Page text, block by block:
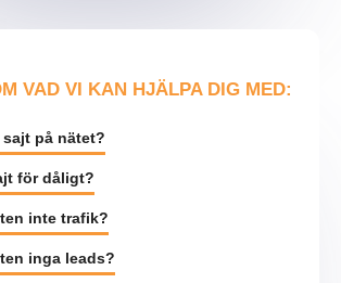
VAD VI KAN HJÄLPA DIG MED:
på nätet?
för dåligt?
inte trafik?
inga leads?